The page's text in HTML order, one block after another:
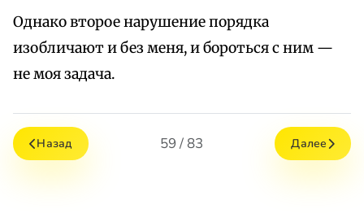
Однако второе нарушение порядка
изобличают и без меня, и бороться с ним —
не моя задача.
Назад 59 / 83 Далее